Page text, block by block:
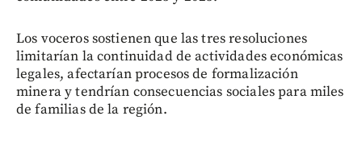
Los voceros sostienen que las tres resoluciones
limitarían la continuidad de actividades económicas
legales, afectarían procesos de formalización
minera y tendrían consecuencias sociales para miles
de familias de la región.